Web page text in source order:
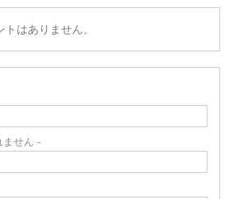
はありません。
ません -